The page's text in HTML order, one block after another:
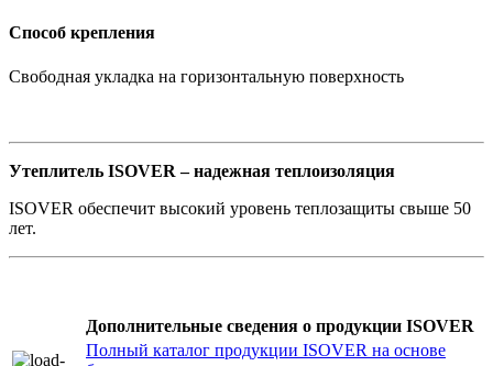
Способ крепления
Свободная укладка на горизонтальную поверхность
Утеплитель ISOVER – надежная теплоизоляция
ISOVER обеспечит высокий уровень теплозащиты свыше 50
лет.
Дополнительные сведения о продукции ISOVER
Полный каталог продукции ISOVER на основе